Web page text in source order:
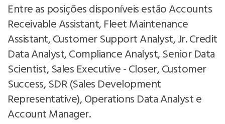
Entre as posições disponíveis estão Accounts
Receivable Assistant, Fleet Maintenance
Assistant, Customer Support Analyst, Jr. Credit
Data Analyst, Compliance Analyst, Senior Data
Scientist, Sales Executive - Closer, Customer
Success, SDR (Sales Development
Representative), Operations Data Analyst e
Account Manager.